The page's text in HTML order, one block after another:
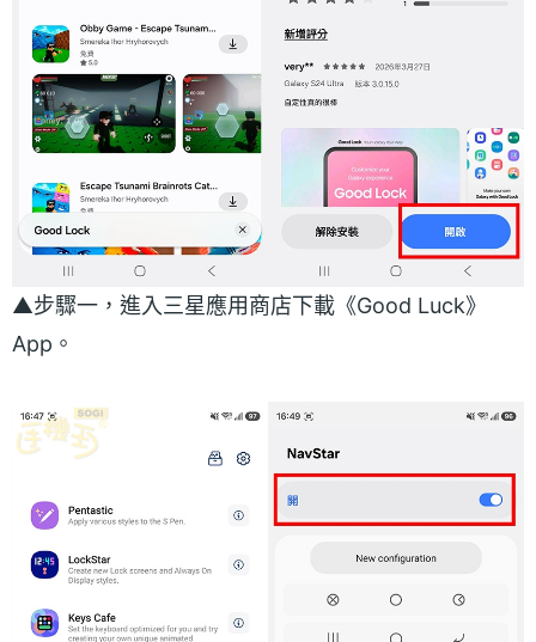
▲步驟一，進入三星應用商店下載《Good Luck》
App。